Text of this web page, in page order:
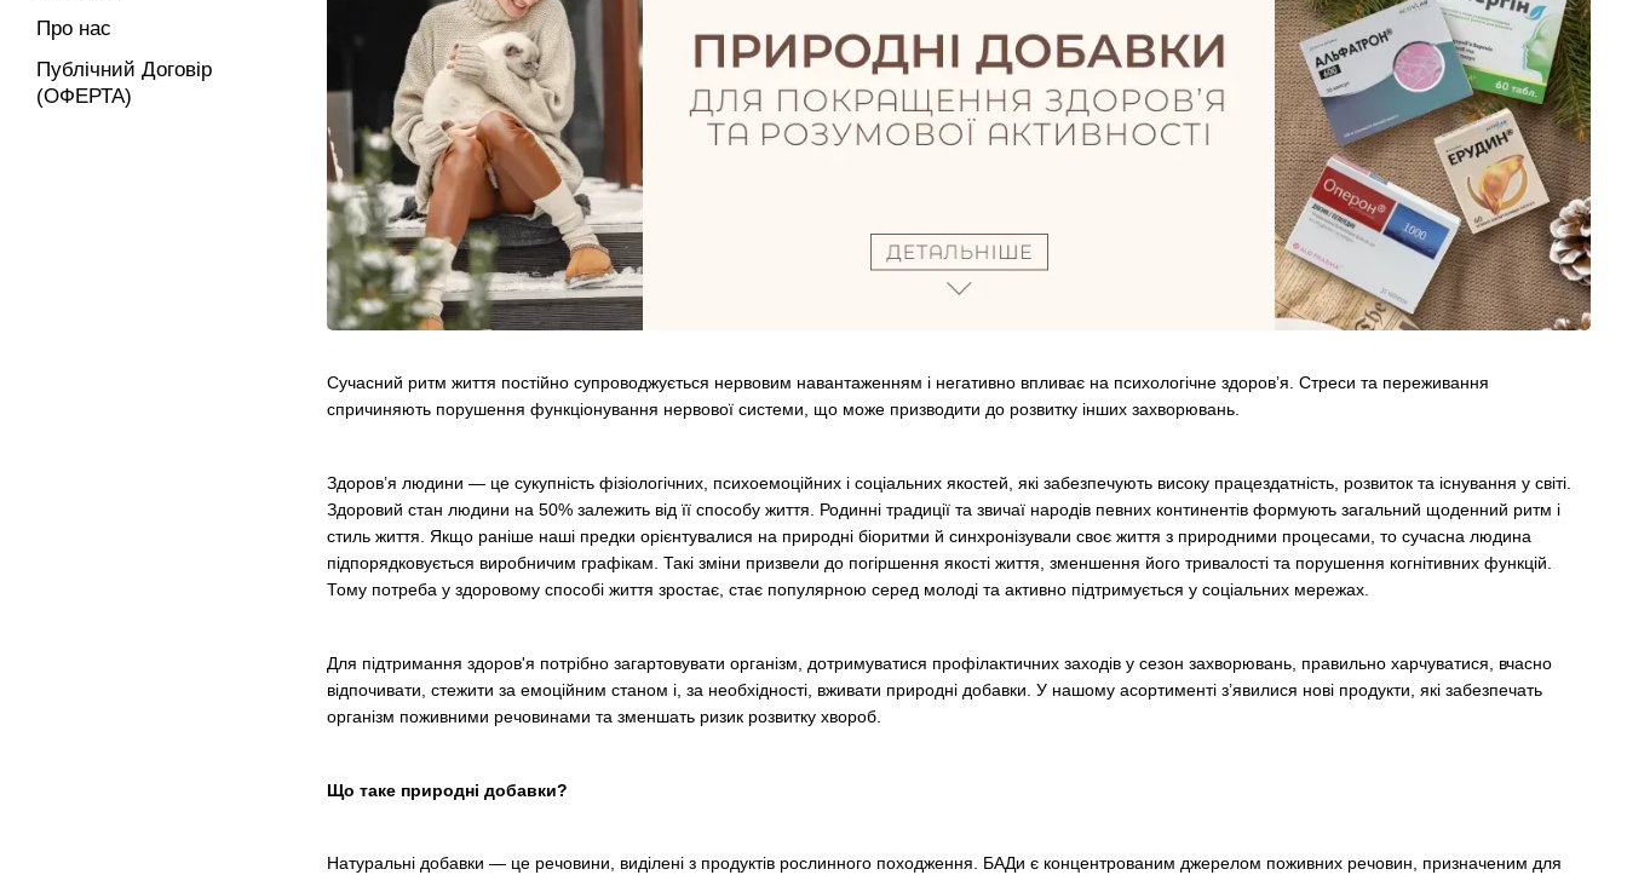
Сучасний ритм життя постійно супроводжується нервовим навантаженням і негативно впливає на психологічне здоров’я. Стреси та переживання
спричиняють порушення функціонування нервової системи, що може призводити до розвитку інших захворювань.
Здоров’я людини — це сукупність фізіологічних, психоемоційних і соціальних якостей, які забезпечують високу працездатність, розвиток та існування у світі.
Здоровий стан людини на 50% залежить від її способу життя. Родинні традиції та звичаї народів певних континентів формують загальний щоденний ритм і
стиль життя. Якщо раніше наші предки орієнтувалися на природні біоритми й синхронізували своє життя з природними процесами, то сучасна людина
підпорядковується виробничим графікам. Такі зміни призвели до погіршення якості життя, зменшення його тривалості та порушення когнітивних функцій.
Тому потреба у здоровому способі життя зростає, стає популярною серед молоді та активно підтримується у соціальних мережах.
Для підтримання здоров'я потрібно загартовувати організм, дотримуватися профілактичних заходів у сезон захворювань, правильно харчуватися, вчасно
відпочивати, стежити за емоційним станом і, за необхідності, вживати природні добавки. У нашому асортименті з’явилися нові продукти, які забезпечать
організм поживними речовинами та зменшать ризик розвитку хвороб.
Що таке природні добавки?
Натуральні добавки — це речовини, виділені з продуктів рослинного походження. БАДи є концентрованим джерелом поживних речовин, призначеним для
Про нас
Публічний Договір
(ОФЕРТА)